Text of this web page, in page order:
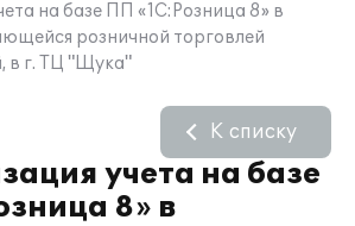
на базе ПП «1С:Розница 8» в
розничной торговлей
в г. ТЦ "Щука"
учета на базе
8» в
К списку